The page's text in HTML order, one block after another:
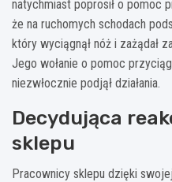
natychmiast poprosił o pomoc
że na ruchomych schodach
który wyciągnął nóż i zażądał
Jego wołanie o pomoc
niezwłocznie podjął działania.
Decydująca
sklepu
Pracownicy sklepu dzięki